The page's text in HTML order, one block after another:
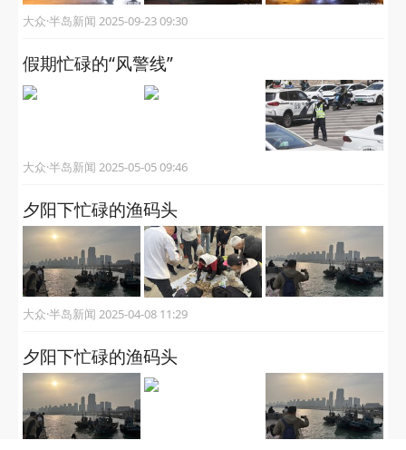
大众·半岛新闻 2025-09-23 09:30
假期忙碌的“风警线”
大众·半岛新闻 2025-05-05 09:46
夕阳下忙碌的渔码头
大众·半岛新闻 2025-04-08 11:29
夕阳下忙碌的渔码头